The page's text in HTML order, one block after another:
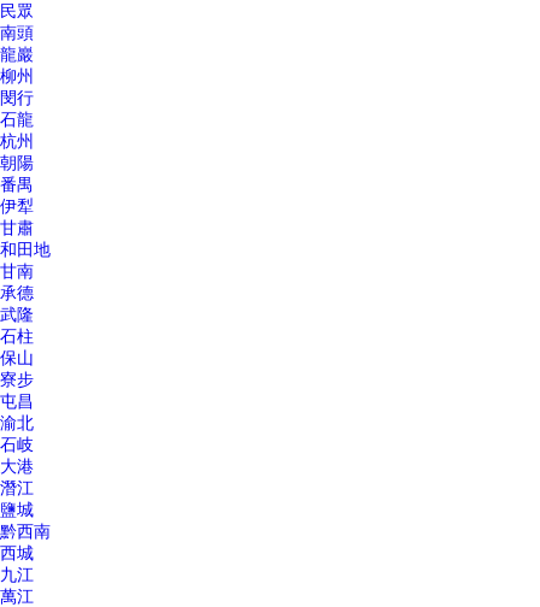
民眾
南頭
龍巖
柳州
閔行
石龍
杭州
朝陽
番禺
伊犁
甘肅
和田地
甘南
承德
武隆
石柱
保山
寮步
屯昌
渝北
石岐
大港
潛江
鹽城
黔西南
西城
九江
萬江